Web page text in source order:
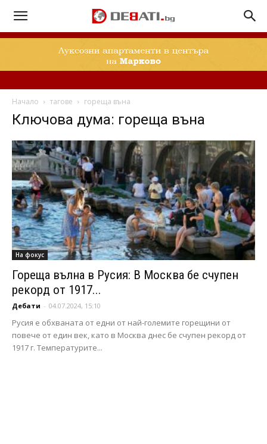
Начало тагове гореща въна
Ключова дума: гореща въна
На фокус
Гореща вълна в Русия: В Москва бе счупен
рекорд от 1917...
Дебати - 04.07.2024, 15:10
Русия е обхваната от едни от най-големите горещини от
повече от един век, като в Москва днес бе счупен рекорд от
1917 г. Температурите...